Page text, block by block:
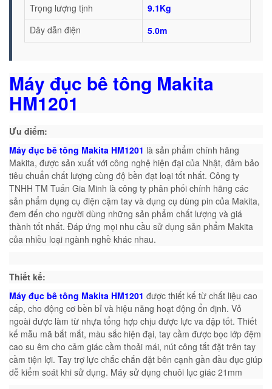
Trọng lượng tịnh
9.1Kg
Dây dẫn điện
5.0m
Máy đục bê tông Makita
HM1201
Ưu điểm:
Máy đục bê tông Makita HM1201 là sản phẩm chính hãng
Makita, được sản xuất với công nghệ hiện đại của Nhật, đảm bảo
tiêu chuẩn chất lượng cùng độ bền đạt loại tốt nhất. Công ty
TNHH TM Tuấn Gia Minh là công ty phân phối chính hãng các
sản phẩm dụng cụ điện cậm tay và dụng cụ dùng pin của Makita,
đem đến cho người dùng những sản phẩm chất lượng và giá
thành tốt nhất. Đáp ứng mọi nhu cầu sử dụng sản phẩm Makita
của nhiều loại ngành nghề khác nhau.
Thiết kế:
Máy đục bê tông Makita HM1201 được thiết kế từ chất liệu cao
cấp, cho động cơ bền bỉ và hiệu năng hoạt động ổn định. Vỏ
ngoài được làm từ nhựa tổng hợp chịu được lực va đập tốt. Thiết
kế mẫu mã bắt mắt, màu sắc hiện đại, tay cầm được bọc lớp đệm
cao su êm cho cảm giác cầm thoải mái, nút công tắt đặt trên tay
cầm tiện lợi. Tay trợ lực chắc chắn đặt bên cạnh gần đầu đục giúp
dễ kiểm soát khi sử dụng. Máy sử dụng chuôi lục giác 21mm